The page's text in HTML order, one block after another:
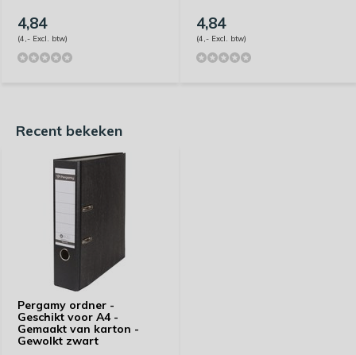
4,84
(4,- Excl. btw)
4,84
(4,- Excl. btw)
Recent bekeken
Pergamy ordner -
Geschikt voor A4 -
Gemaakt van karton -
Gewolkt zwart